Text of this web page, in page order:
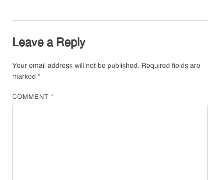
Leave a Reply
Your email address will not be published. Required fields are
marked *
COMMENT*